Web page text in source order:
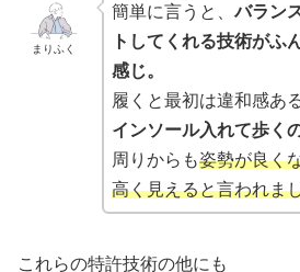
まりふく
簡単に言うと、バラン
トしてくれる技術がふ
感じ。
履くと最初は違和感あ
インソール入れて歩く
周りからも姿勢が良く
高く見えると言われま
これらの特許技術の他にも